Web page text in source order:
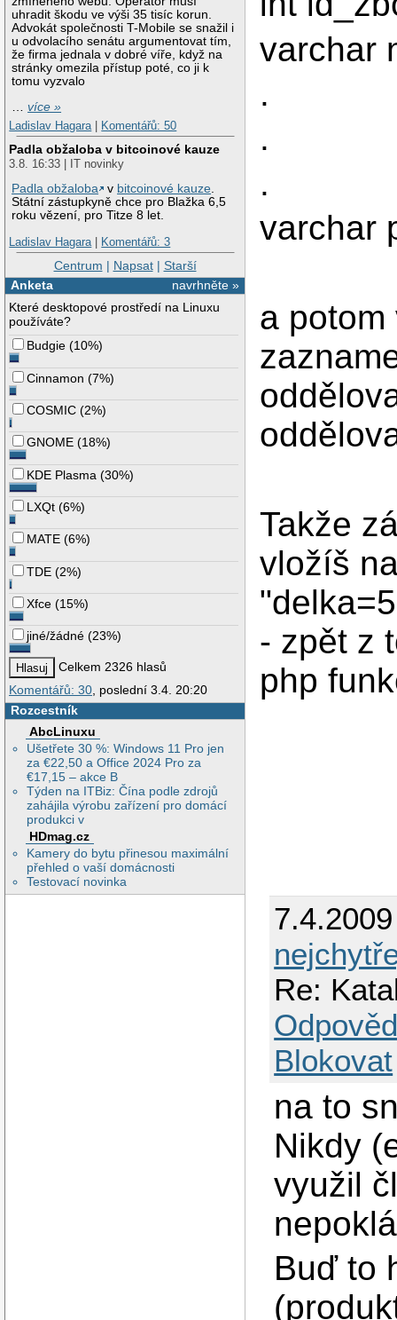
uhradit škodu ve výši 35 tisíc korun.
Advokát společnosti T-Mobile se snažil i
u odvolacího senátu argumentovat tím,
že firma jednala v dobré víře, když na
stránky omezila přístup poté, co ji k
tomu vyzvalo
…více »
Ladislav Hagara| Komentářů: 50
Padla obžaloba v bitcoinové kauze
3.8. 16:33 | IT novinky
Padla obžaloba
v bitcoinové kauze.
Státní zástupkyně chce pro Blažka 6,5
roku vězení, pro Titze 8 let.
Ladislav Hagara| Komentářů: 3
Centrum | Napsat| Starší
navrhněte »
Anketa
Které desktopové prostředí na Linuxu
používáte?
Budgie (10%)
Cinnamon (7%)
COSMIC (2%)
GNOME (18%)
KDE Plasma (30%)
LXQt (6%)
MATE (6%)
TDE (2%)
Xfce (15%)
jiné/žádné (23%)
Celkem 2326 hlasů
Komentářů: 30 , poslední 3.4. 20:20
Rozcestník
AbcLinuxu
Ušetřete 30 %: Windows 11 Pro jen
za €22,50 a Office 2024 Pro za
€17,15 – akce B
Týden na ITBiz: Čína podle zdrojů
zahájila výrobu zařízení pro domácí
produkci v
HDmag.cz
Kamery do bytu přinesou maximální
přehled o vaší domácnosti
Testovací novinka
varchar
.
.
.
varchar
a potom
Takže
vložíš
- zpět z
php
Re:
Blokovat
na to
Nikdy
využil
Buď to